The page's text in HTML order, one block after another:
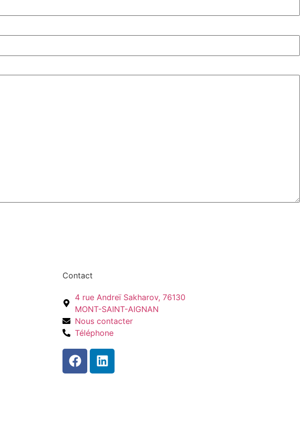
Contact
4 rue Andreï Sakharov, 76130
MONT-SAINT-AIGNAN
Nous contacter
Téléphone